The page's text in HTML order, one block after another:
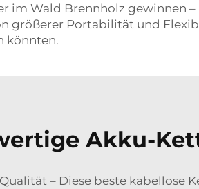
im Wald Brennholz gewinnen
größerer Portabilität und
könnten.
Akku-
– Diese beste kabellose